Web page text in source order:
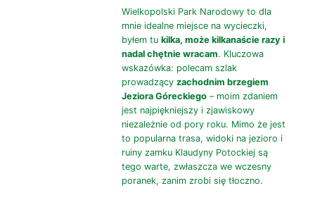
Wielkopolski Park Narodowy to dla
mnie idealne miejsce na wycieczki,
byłem tukilka, może kilkanaście razy i
nadal chętnie wracam. Kluczowa
wskazówka: polecam szlak
prowadzącyzachodnim brzegiem
Jeziora Góreckiego – moim zdaniem
jest najpiękniejszy i zjawiskowy
niezależnie od pory roku. Mimo że jest
to popularna trasa, widoki na jezioro i
ruiny zamku Klaudyny Potockiej są
tego warte, zwłaszcza we wczesny
poranek, zanim zrobi się tłoczno.